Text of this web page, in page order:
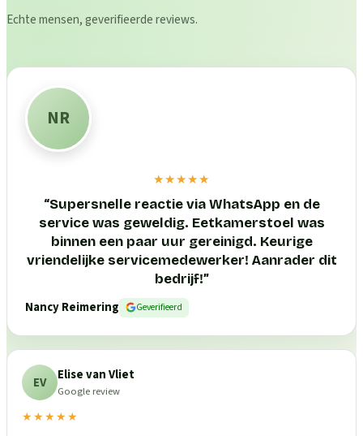
Echte mensen, geverifieerde reviews.
NR
★★★★★
“Supersnelle reactie via WhatsApp en de
service was geweldig. Eetkamerstoel was
binnen een paar uur gereinigd. Keurige
vriendelijke servicemedewerker! Aanrader dit
bedrijf!”
Nancy Reimering
Geverifieerd
EV Elise van Vliet
Google review
★★★★★